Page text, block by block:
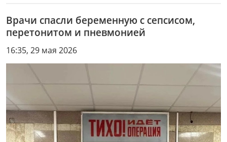
Врачи спасли беременную с сепсисом,
перетонитом и пневмонией
16:35, 29 мая 2026